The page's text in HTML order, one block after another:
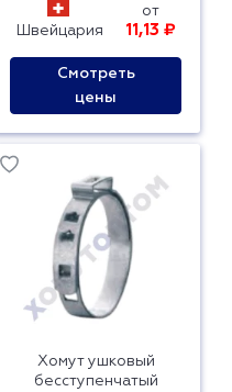
Швейцария
от
11,13 ₽
Смотреть
цены
Хомут ушковый
бесступенчатый